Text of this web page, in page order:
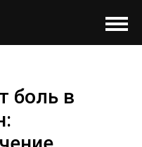
боль в